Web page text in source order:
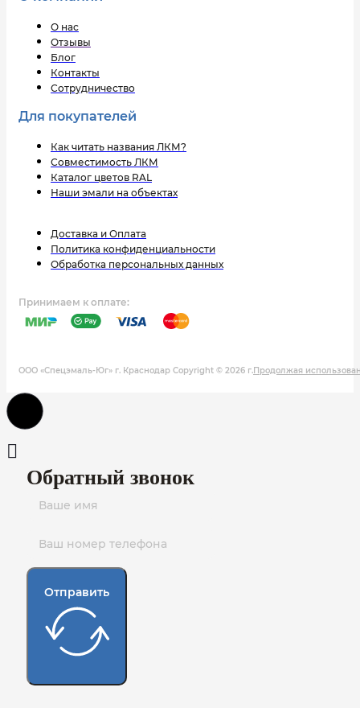
О нас
Отзывы
Блог
Контакты
Сотрудничество
Для покупателей
Как читать названия ЛКМ?
Совместимость ЛКМ
Каталог цветов RAL
Наши эмали на объектах
Доставка и Оплата
Политика конфиденциальности
Обработка персональных данных
Принимаем к оплате:
ООО «Спецэмаль-Юг» г. Краснодар Copyright © 2026 г.Продолжая
Обратный звонок
Отправить